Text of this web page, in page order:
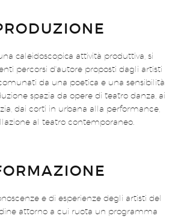
caleidoscopica attività produttiva, si
percorsi d'autore proposti dagli artisti
da una poetica e una sensibilità
spazia da opere di teatro danza, ai
dai corti in urbana alla performance,
al teatro contemporaneo.
e di esperienze degli artisti del
attorno a cui ruota un programma